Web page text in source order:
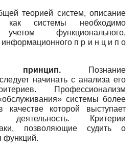
теорией систем, описание
как системы необходимо
функционального,
информационного п р и н ц и п о
принцип.Познание
начинать с анализа его
Профессионализм
системы более
качестве которой выступает
деятельность. Критерии
позволяющие судить о
функций.